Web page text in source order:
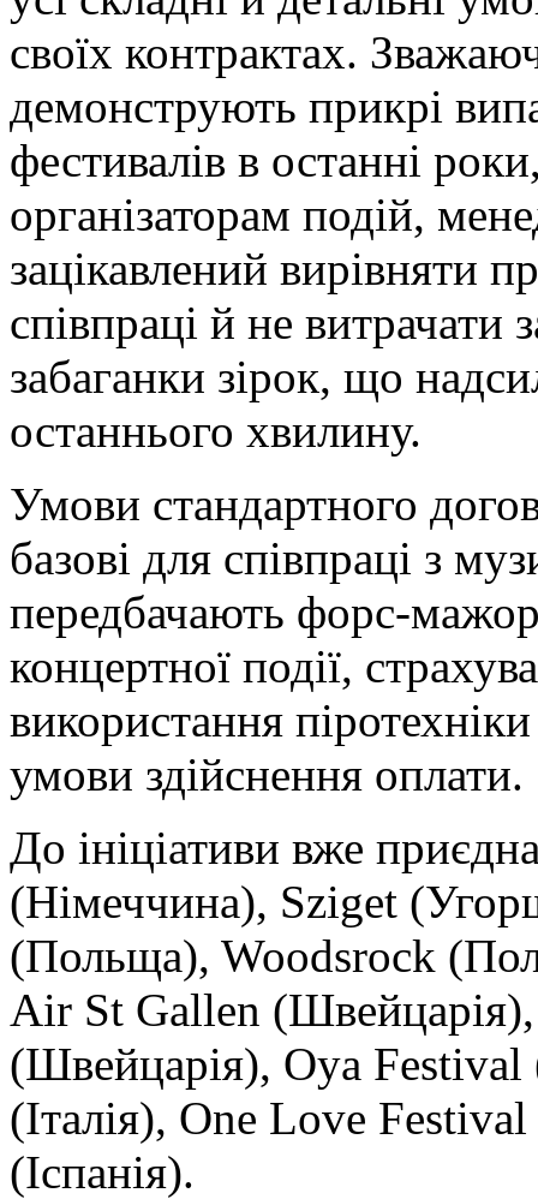
своїх контрактах.
демонструють прикрі
фестивалів в останні
організаторам подій,
зацікавлений вирівняти
співпраці й не витрачати
забаганки зірок, що
останнього хвилину.
Умови стандартного
базові для співпраці з
передбачають форс-
концертної події,
використання
умови здійснення оплати.
До ініціативи вже
(Німеччина), Sziget
(Польща), Woodsrock
Air St Gallen
(Швейцарія), Oya
(Італія), One Love
(Іспанія).